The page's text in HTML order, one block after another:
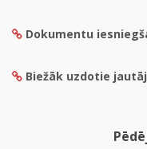
Dokumentu
Biežāk uzdotie